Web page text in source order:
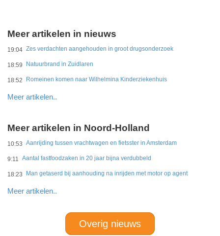
Meer artikelen in nieuws
19:04 Zes verdachten aangehouden in groot drugsonderzoek
18:59 Natuurbrand in Zuidlaren
18:52 Romeinen komen naar Wilhelmina Kinderziekenhuis
Meer artikelen..
Meer artikelen in Noord-Holland
10:53 Aanrijding tussen vrachtwagen en fietsster in Amsterdam
9:11 Aantal fastfoodzaken in 20 jaar bijna verdubbeld
18:23 Man getaserd bij aanhouding na inrijden met motor op agent
Meer artikelen..
Overig nieuws